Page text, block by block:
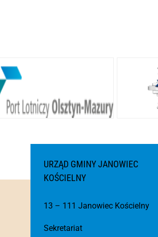
URZĄD GMINY JANOWIEC
KOŚCIELNY
13 – 111 Janowiec Kościelny
Sekretariat